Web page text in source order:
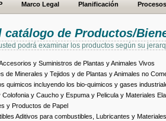
Marco Legal Planificación Procesos
catálogo de Productos/
podrá examinar los productos según su
y Suministros de Plantas y Animales Vivos
de Minerales y Tejidos y de Plantas y Animales no
quimicos incluyendo los bio-quimicos y gases
Colofonia y Caucho y Espuma y Pelicula y Materiales
y Productos de Papel
Aditivos para combustibles, Lubricantes y